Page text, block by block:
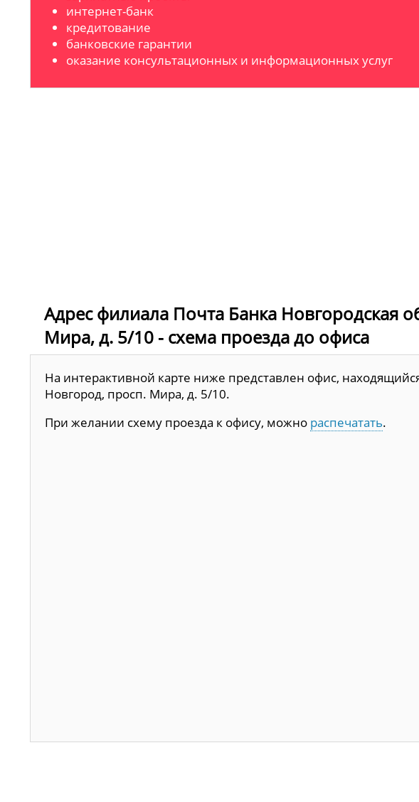
интернет-банк
кредитование
банковские гарантии
оказание консультационных и информационных услуг
Адрес филиала Почта Банка Новгородская
Мира, д. 5/10 - схема проезда до офиса
На интерактивной карте ниже представлен офис,
Новгород, просп. Мира, д. 5/10.
При желании схему проезда к офису, можно распечатать.